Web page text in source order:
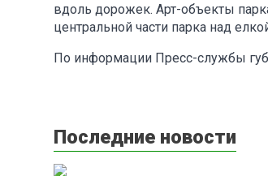
вдоль дорожек. Арт-объекты
центральной части парка над
По информации Пресс-службы
Последние новости